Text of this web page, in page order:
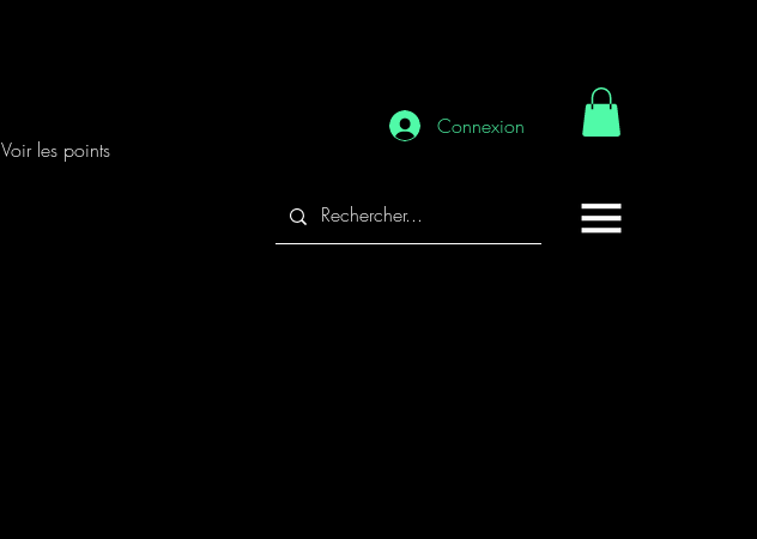
Connexion
Voir les points